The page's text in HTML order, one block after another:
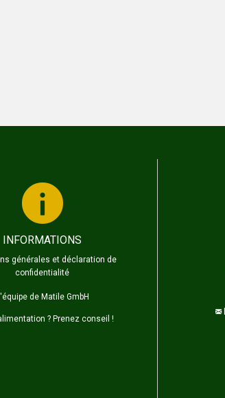
INFORMATIONS
générales et déclaration de
confidentialité
de Matile GmbH
? Prenez conseil !